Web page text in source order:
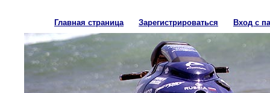
Главная страница Зарегистрироваться Вход с